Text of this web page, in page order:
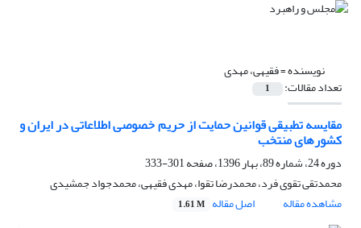
نویسنده =فقیهی، مهدی
تعداد مقالات: 1
مقایسه‌ تطبیقی قوانین حمایت از حریم خصوصی اطلاعاتی در ایران و
کشورهای منتخب
دوره 24، شماره 89، بهار 1396، صفحه
301-333
محمدتقی تقوی فرد، محمدرضا تقوا، مهدی فقیهی، محمدجواد جمشیدی
مشاهده مقاله
اصل مقاله 1.61 M